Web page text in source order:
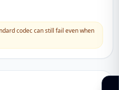
codec can still fail even when